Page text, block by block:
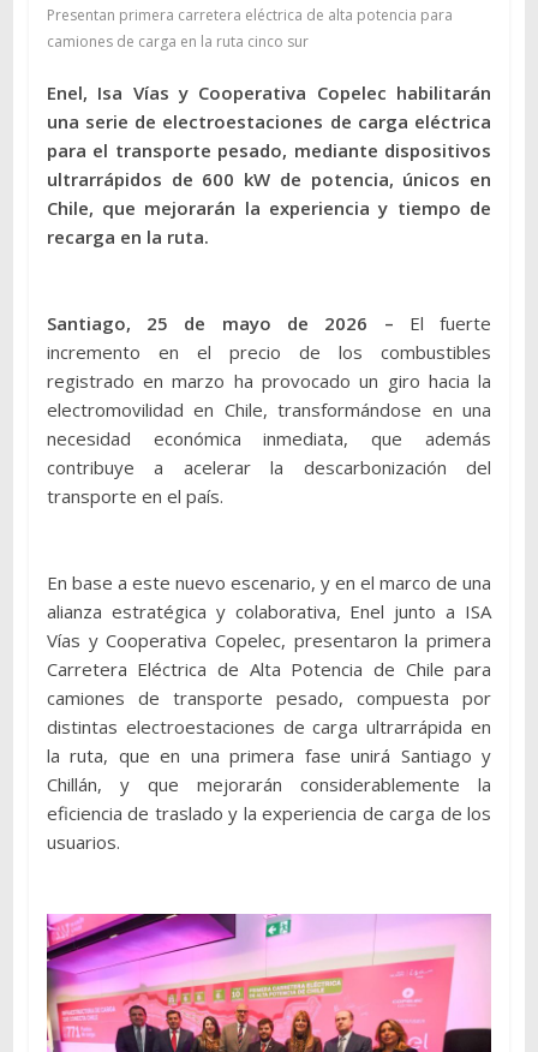
Presentan primera carretera eléctrica de alta potencia para
camiones de carga en la ruta cinco sur
Enel, Isa Vías y Cooperativa Copelec habilitarán
una serie de electroestaciones de carga eléctrica
para el transporte pesado, mediante dispositivos
ultrarrápidos de 600 kW de potencia, únicos en
Chile, que mejorarán la experiencia y tiempo de
recarga en la ruta.
Santiago, 25 de mayo de 2026 – El fuerte
incremento en el precio de los combustibles
registrado en marzo ha provocado un giro hacia la
electromovilidad en Chile, transformándose en una
necesidad económica inmediata, que además
contribuye a acelerar la descarbonización del
transporte en el país.
En base a este nuevo escenario, y en el marco de una
alianza estratégica y colaborativa, Enel junto a ISA
Vías y Cooperativa Copelec, presentaron la primera
Carretera Eléctrica de Alta Potencia de Chile para
camiones de transporte pesado, compuesta por
distintas electroestaciones de carga ultrarrápida en
la ruta, que en una primera fase unirá Santiago y
Chillán, y que mejorarán considerablemente la
eficiencia de traslado y la experiencia de carga de los
usuarios.